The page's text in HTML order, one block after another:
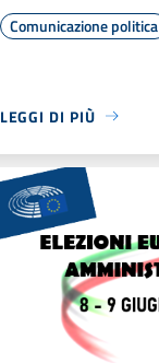
Comunicazione politica
LEGGI DI PIÙ